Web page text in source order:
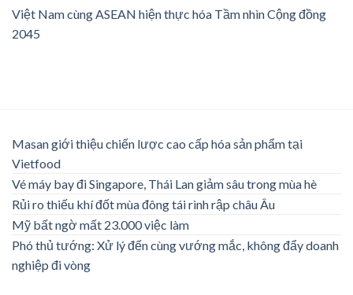
Việt Nam cùng ASEAN hiện thực hóa Tầm nhìn Cộng đồng
2045
Masan giới thiệu chiến lược cao cấp hóa sản phẩm tại
Vietfood
Vé máy bay đi Singapore, Thái Lan giảm sâu trong mùa hè
Rủi ro thiếu khí đốt mùa đông tái rình rập châu Âu
Mỹ bất ngờ mất 23.000 việc làm
Phó thủ tướng: Xử lý đến cùng vướng mắc, không đẩy doanh
nghiệp đi vòng